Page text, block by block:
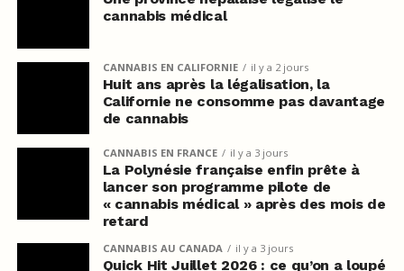
cannabis médical
CANNABIS EN CALIFORNIE il y a 2 jours
Huit ans après la légalisation, la
Californie ne consomme pas davantage
de cannabis
CANNABIS EN FRANCE il y a 3 jours
La Polynésie française enfin prête à
lancer son programme pilote de
« cannabis médical » après des mois de
retard
CANNABIS AU CANADA il y a 3 jours
Quick Hit Juillet 2026 : ce qu’on a loupé